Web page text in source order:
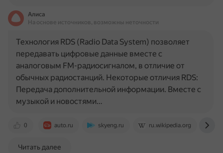
Алиса
На основе источников, возможны неточности
0 auto.ru skyeng.ru ru.wikipedia.org
Технология RDS (Radio Data System) позволяет
передавать цифровые данные вместе с
аналоговым FM-радиосигналом, в отличие от
обычных радиостанций. Некоторые отличия RDS:
Передача дополнительной информации. Вместе с
музыкой и новостями…
Читать далее